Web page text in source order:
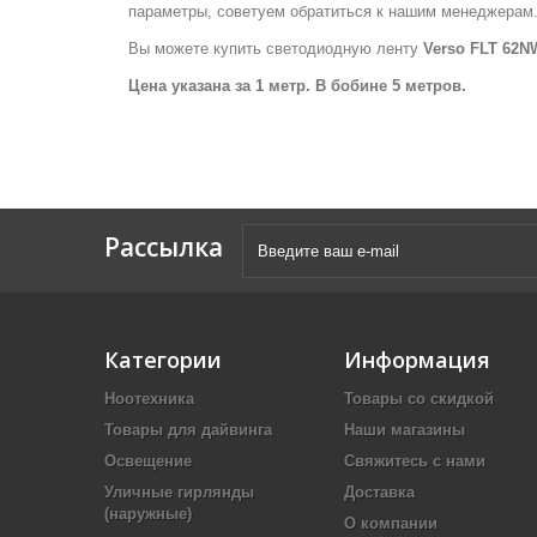
параметры, советуем обратиться к нашим менеджерам.
Вы можете купить светодиодную ленту Verso FLT
Цена указана за 1 метр. В бобине 5 метров.
Рассылка
Категории
Ноотехника
Товары для дайвинга
Освещение
Уличные гирлянды
(наружные)
Информация
Товары со скидкой
Наши магазины
Свяжитесь с нами
Доставка
О компании